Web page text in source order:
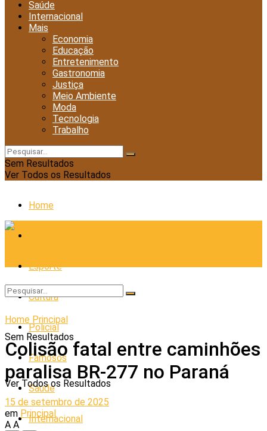
Saúde
Internacional
Mais
Economia
Educação
Entretenimento
Gastronomia
Justiça
Meio Ambiente
Moda
Tecnologia
Trabalho
Sem Resultados
Ver Todos os Resultados
Home
Esporte
Cultura
Policial
Famosos
Saúde
Internacional
Sem Resultados
Ver Todos os Resultados
Home Principal
Colisão fatal entre caminhões
paralisa BR-277 no Paraná
15 de setembro de 2025
em Principal
A A